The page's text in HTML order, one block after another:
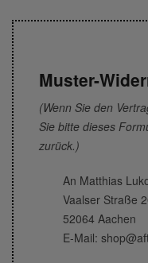
Muster-
(Wenn Sie den
Sie bitte dieses
zurück.)
An Matthias
Vaalser Straße
52064 Aachen
E-Mail: